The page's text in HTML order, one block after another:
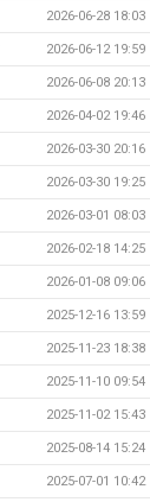
2026-06-28 18:03
2026-06-12 19:59
2026-06-08 20:13
2026-04-02 19:46
2026-03-30 20:16
2026-03-30 19:25
2026-03-01 08:03
2026-02-18 14:25
2026-01-08 09:06
2025-12-16 13:59
2025-11-23 18:38
2025-11-10 09:54
2025-11-02 15:43
2025-08-14 15:24
2025-07-01 10:42